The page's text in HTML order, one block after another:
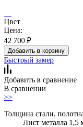
Цвет
Цена:
42 700 ₽
Добавить в корзину
Быстрый замер
Добавить в сравнение
В сравнении
>>
Толщина стали,
Лист металла